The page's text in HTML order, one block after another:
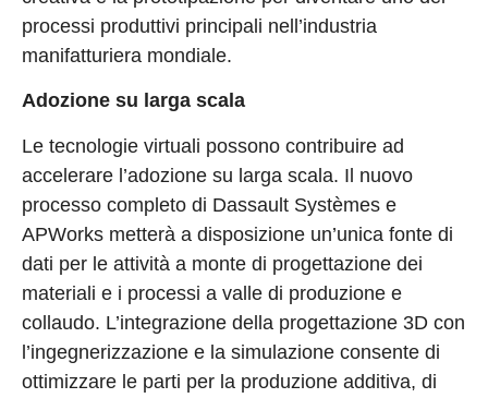
processi produttivi principali nell’industria
manifatturiera mondiale.
Adozione su larga scala
Le tecnologie virtuali possono contribuire ad
accelerare l’adozione su larga scala. Il nuovo
processo completo di Dassault Systèmes e
APWorks metterà a disposizione un’unica fonte di
dati per le attività a monte di progettazione dei
materiali e i processi a valle di produzione e
collaudo. L’integrazione della progettazione 3D con
l’ingegnerizzazione e la simulazione consente di
ottimizzare le parti per la produzione additiva, di